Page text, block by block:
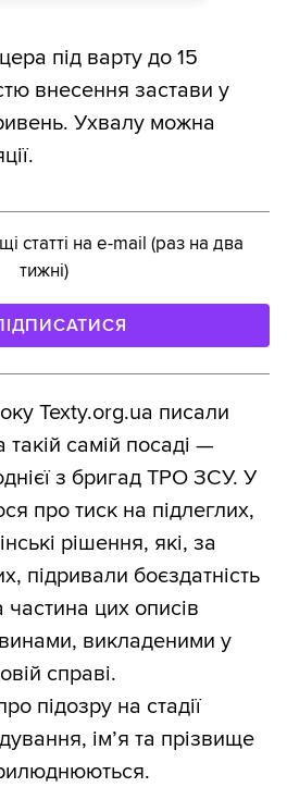
під варту до 15
внесення застави у
Ухвалу можна
статті на e-mail (раз на два
тижні)
Texty.org.ua писали
такій самій посаді —
з бригад ТРО ЗСУ. У
про тиск на підлеглих,
рішення, які, за
підривали боєздатність
частина цих описів
викладеними у
справі.
підозру на стадії
ім’я та прізвище